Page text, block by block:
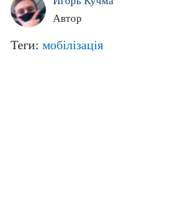
Автор
Теги: мобілізація